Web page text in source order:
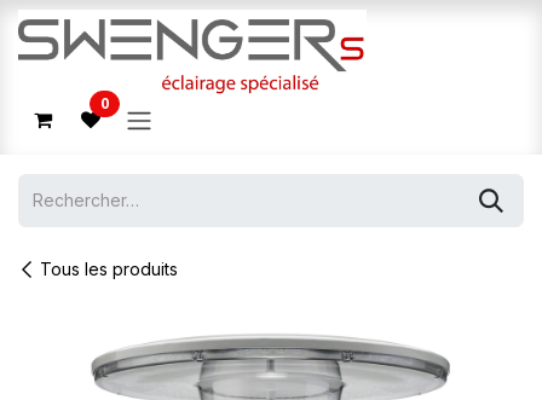
Se rendre au contenu
0
Tous les produits